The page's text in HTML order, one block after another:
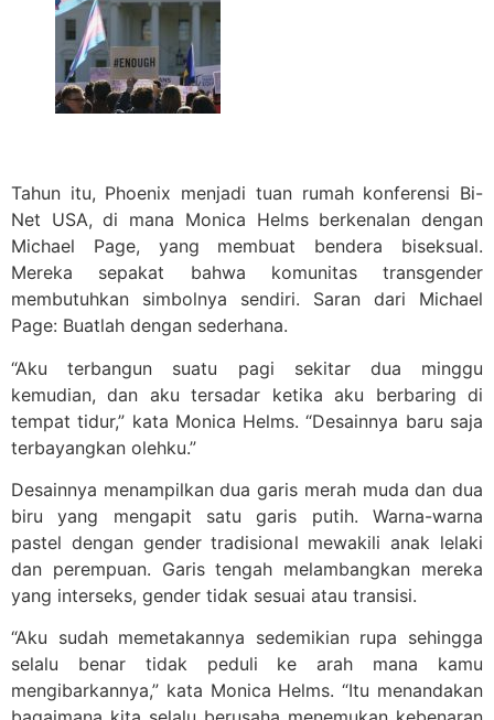
Tahun itu, Phoenix menjadi tuan rumah konferensi Bi-
Net USA, di mana Monica Helms berkenalan dengan
Michael Page, yang membuat bendera biseksual.
Mereka sepakat bahwa komunitas transgender
membutuhkan simbolnya sendiri. Saran dari Michael
Page: Buatlah dengan sederhana.
“Aku terbangun suatu pagi sekitar dua minggu
kemudian, dan aku tersadar ketika aku berbaring di
tempat tidur,” kata Monica Helms. “Desainnya baru saja
terbayangkan olehku.”
Desainnya menampilkan dua garis merah muda dan dua
biru yang mengapit satu garis putih. Warna-warna
pastel dengan gender tradisional mewakili anak lelaki
dan perempuan. Garis tengah melambangkan mereka
yang interseks, gender tidak sesuai atau transisi.
“Aku sudah memetakannya sedemikian rupa sehingga
selalu benar tidak peduli ke arah mana kamu
mengibarkannya,” kata Monica Helms. “Itu menandakan